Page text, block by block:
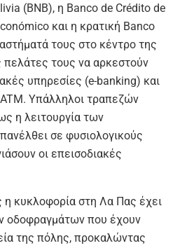
(BNB), η Banco de Crédito de
και η κρατική Banco
τους στο κέντρο της
τους να αρκεστούν
υπηρεσίες (e-banking) και
Υπάλληλοι τραπεζών
η λειτουργία των
σε φυσιολογικούς
οι επεισοδιακές
κυκλοφορία στη Λα Πας έχει
οδοφραγμάτων που έχουν
της πόλης, προκαλώντας